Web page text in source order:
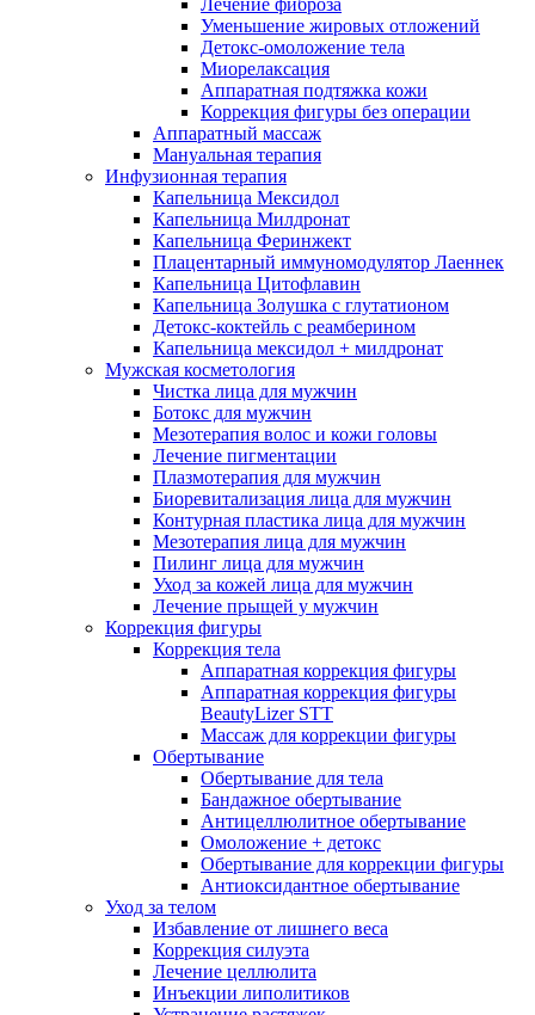
Лечение фиброза
Уменьшение жировых отложений
Детокс-омоложение тела
Миорелаксация
Аппаратная подтяжка кожи
Коррекция фигуры без операции
Аппаратный массаж
Мануальная терапия
Инфузионная терапия
Капельница Мексидол
Капельница Милдронат
Капельница Феринжект
Плацентарный иммуномодулятор Лаеннек
Капельница Цитофлавин
Капельница Золушка с глутатионом
Детокс-коктейль с реамберином
Капельница мексидол + милдронат
Мужская косметология
Чистка лица для мужчин
Ботокс для мужчин
Мезотерапия волос и кожи головы
Лечение пигментации
Плазмотерапия для мужчин
Биоревитализация лица для мужчин
Контурная пластика лица для мужчин
Мезотерапия лица для мужчин
Пилинг лица для мужчин
Уход за кожей лица для мужчин
Лечение прыщей у мужчин
Коррекция фигуры
Коррекция тела
Аппаратная коррекция фигуры
Аппаратная коррекция фигуры
BeautyLizer STT
Массаж для коррекции фигуры
Обертывание
Обертывание для тела
Бандажное обертывание
Антицеллюлитное обертывание
Омоложение + детокс
Обертывание для коррекции фигуры
Антиоксидантное обертывание
Уход за телом
Избавление от лишнего веса
Коррекция силуэта
Лечение целлюлита
Инъекции липолитиков